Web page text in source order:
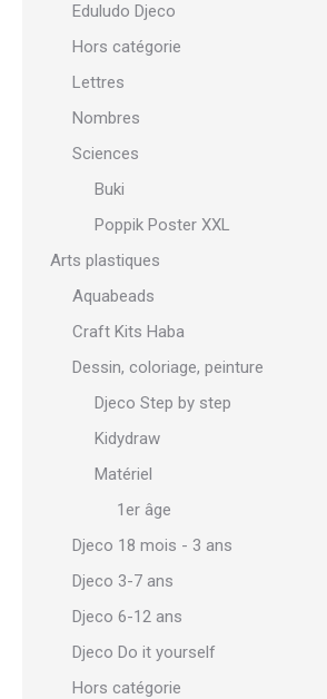
Eduludo Djeco
Hors catégorie
Lettres
Nombres
Sciences
Buki
Poppik Poster XXL
Arts plastiques
Aquabeads
Craft Kits Haba
Dessin, coloriage, peinture
Djeco Step by step
Kidydraw
Matériel
1er âge
Djeco 18 mois - 3 ans
Djeco 3-7 ans
Djeco 6-12 ans
Djeco Do it yourself
Hors catégorie